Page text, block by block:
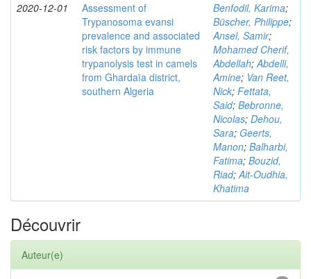
2020-12-01
Assessment of
Trypanosoma evansi
prevalence and associated
risk factors by immune
trypanolysis test in camels
from Ghardaïa district,
southern Algeria
Benfodil, Karima;
Büscher, Philippe;
Ansel, Samir;
Mohamed Cherif,
Abdellah;Abdelli,
Amine; Van Reet,
Nick; Fettata,
Said; Bebronne,
Nicolas; Dehou,
Sara; Geerts,
Manon; Balharbi,
Fatima; Bouzid,
Riad;Ait-Oudhia,
Khatima
Découvrir
Auteur(e)